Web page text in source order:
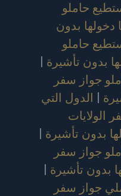
حاملو
بدون
حاملو
بدون تأشيرة |
جواز سفر
| الدول التي
الولايات
بدون تأشيرة |
جواز سفر
بدون تأشيرة |
جواز سفر